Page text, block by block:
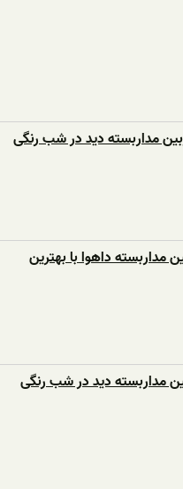
مداربسته دید در شب رنگی
مداربسته داهوا با بهترین
مداربسته دید در شب رنگی